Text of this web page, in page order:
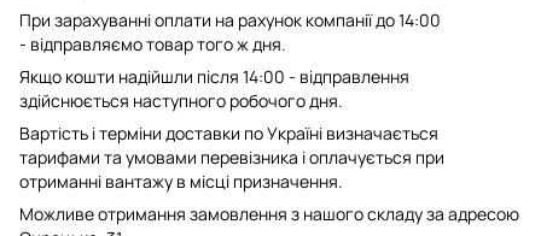
При зарахуванні оплати на рахунок компанії до 14:00
- відправляємо товар того ж дня.
Якщо кошти надійшли після 14:00 - відправлення
здійснюється наступного робочого дня.
Вартість і терміни доставки по Україні визначається
тарифами та умовами перевізника і оплачується при
отриманні вантажу в місці призначення.
Можливе отримання замовлення з нашого складу за адресою